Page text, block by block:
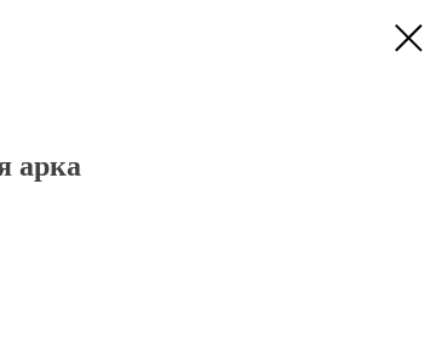
арка